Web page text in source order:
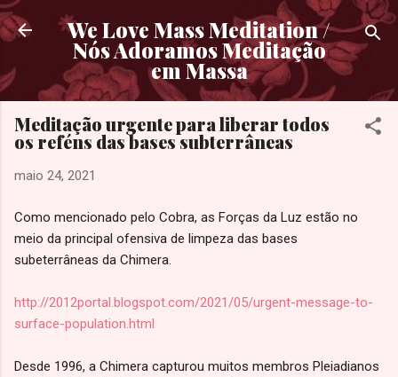
Pular para o conteúdo principal
We Love Mass Meditation /
Nós Adoramos Meditação
em Massa
Meditação urgente para liberar todos
os reféns das bases subterrâneas
maio 24, 2021
Como mencionado pelo Cobra, as Forças da Luz estão no
meio da principal ofensiva de limpeza das bases
subeterrâneas da Chimera.
http://2012portal.blogspot.com/2021/05/urgent-message-to-
surface-population.html
Desde 1996, a Chimera capturou muitos membros Pleiadianos